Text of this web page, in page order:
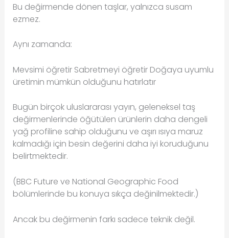
Bu değirmende dönen taşlar, yalnızca susam
ezmez.
Aynı zamanda:
Mevsimi öğretir Sabretmeyi öğretir Doğaya uyumlu
üretimin mümkün olduğunu hatırlatır
Bugün birçok uluslararası yayın, geleneksel taş
değirmenlerinde öğütülen ürünlerin daha dengeli
yağ profiline sahip olduğunu ve aşırı ısıya maruz
kalmadığı için besin değerini daha iyi koruduğunu
belirtmektedir.
(BBC Future ve National Geographic Food
bölümlerinde bu konuya sıkça değinilmektedir.)
Ancak bu değirmenin farkı sadece teknik değil.